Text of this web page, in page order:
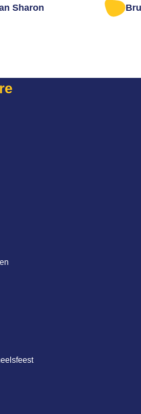
laat om alle foto's
zeer vriendelijk
Sharon
op tijd
downloaden. Ik heb toen